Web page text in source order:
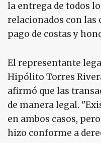
la entrega de todos
relacionados con las
pago de costas y
El representante
Hipólito Torres
afirmó que las
de manera legal.
en ambos casos,
hizo conforme a